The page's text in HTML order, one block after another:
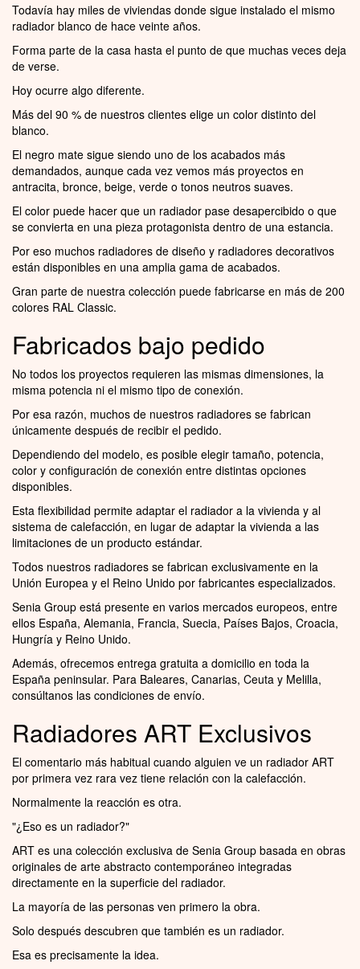
Todavía hay miles de viviendas donde sigue instalado el mismo
radiador blanco de hace veinte años.
Forma parte de la casa hasta el punto de que muchas veces deja
de verse.
Hoy ocurre algo diferente.
Más del 90 % de nuestros clientes elige un color distinto del
blanco.
El negro mate sigue siendo uno de los acabados más
demandados, aunque cada vez vemos más proyectos en
antracita, bronce, beige, verde o tonos neutros suaves.
El color puede hacer que un radiador pase desapercibido o que
se convierta en una pieza protagonista dentro de una estancia.
Por eso muchos radiadores de diseño y radiadores decorativos
están disponibles en una amplia gama de acabados.
Gran parte de nuestra colección puede fabricarse en más de 200
colores RAL Classic.
Fabricados bajo pedido
No todos los proyectos requieren las mismas dimensiones, la
misma potencia ni el mismo tipo de conexión.
Por esa razón, muchos de nuestros radiadores se fabrican
únicamente después de recibir el pedido.
Dependiendo del modelo, es posible elegir tamaño, potencia,
color y configuración de conexión entre distintas opciones
disponibles.
Esta flexibilidad permite adaptar el radiador a la vivienda y al
sistema de calefacción, en lugar de adaptar la vivienda a las
limitaciones de un producto estándar.
Todos nuestros radiadores se fabrican exclusivamente en la
Unión Europea y el Reino Unido por fabricantes especializados.
Senia Group está presente en varios mercados europeos, entre
ellos España, Alemania, Francia, Suecia, Países Bajos, Croacia,
Hungría y Reino Unido.
Además, ofrecemos entrega gratuita a domicilio en toda la
España peninsular. Para Baleares, Canarias, Ceuta y Melilla,
consúltanos las condiciones de envío.
Radiadores ART Exclusivos
El comentario más habitual cuando alguien ve un radiador ART
por primera vez rara vez tiene relación con la calefacción.
Normalmente la reacción es otra.
"¿Eso es un radiador?"
ART es una colección exclusiva de Senia Group basada en obras
originales de arte abstracto contemporáneo integradas
directamente en la superficie del radiador.
La mayoría de las personas ven primero la obra.
Solo después descubren que también es un radiador.
Esa es precisamente la idea.